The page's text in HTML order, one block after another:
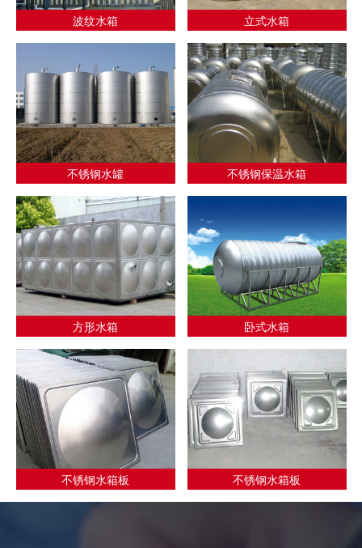
波纹水箱 立式水箱
不锈钢水罐 不锈钢保温水箱
方形水箱 卧式水箱
不锈钢水箱板 不锈钢水箱板